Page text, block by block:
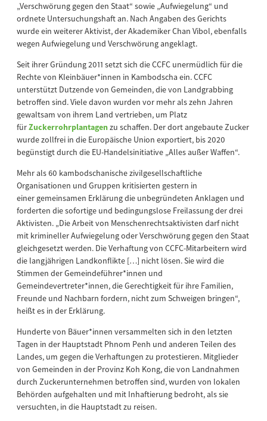
„Verschwörung gegen den Staat“ sowie „Aufwiegelung“ und
ordnete Untersuchungshaft an. Nach Angaben des Gerichts
wurde ein weiterer Aktivist, der Akademiker Chan Vibol, ebenfalls
wegen Aufwiegelung und Verschwörung angeklagt.
Seit ihrer Gründung 2011 setzt sich die CCFC unermüdlich für die
Rechte von Kleinbäuer*innen in Kambodscha ein. CCFC
unterstützt Dutzende von Gemeinden, die von Landgrabbing
betroffen sind. Viele davon wurden vor mehr als zehn Jahren
gewaltsam von ihrem Land vertrieben, um Platz
fürZuckerrohrplantagenzu schaffen. Der dort angebaute Zucker
wurde zollfrei in die Europäische Union exportiert, bis 2020
begünstigt durch die EU-Handelsinitiative „Alles außer Waffen“.
Mehr als 60 kambodschanische zivilgesellschaftliche
Organisationen und Gruppen kritisierten gestern in
einer gemeinsamen Erklärung die unbegründeten Anklagen und
forderten die sofortige und bedingungslose Freilassung der drei
Aktivisten. „Die Arbeit von Menschenrechtsaktivisten darf nicht
mit krimineller Aufwiegelung oder Verschwörung gegen den Staat
gleichgesetzt werden. Die Verhaftung von CCFC-Mitarbeitern wird
die langjährigen Landkonflikte […] nicht lösen. Sie wird die
Stimmen der Gemeindeführer*innen und
Gemeindevertreter*innen, die Gerechtigkeit für ihre Familien,
Freunde und Nachbarn fordern, nicht zum Schweigen bringen“,
heißt es in der Erklärung.
Hunderte von Bäuer*innen versammelten sich in den letzten
Tagen in der Hauptstadt Phnom Penh und anderen Teilen des
Landes, um gegen die Verhaftungen zu protestieren. Mitglieder
von Gemeinden in der Provinz Koh Kong, die von Landnahmen
durch Zuckerunternehmen betroffen sind, wurden von lokalen
Behörden aufgehalten und mit Inhaftierung bedroht, als sie
versuchten, in die Hauptstadt zu reisen.